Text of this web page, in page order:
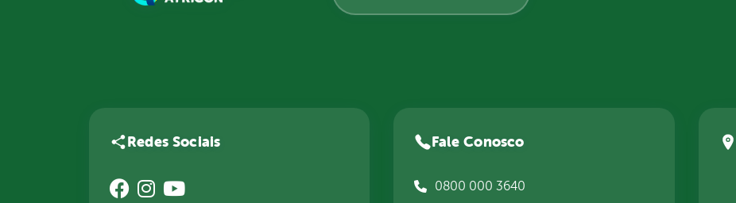
Redes Sociais Fale Conosco
0800 000 3640